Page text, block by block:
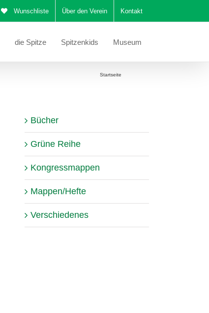
Wunschliste Über den Verein Kontakt
die Spitze Spitzenkids Museum
Startseite
Bücher
Grüne Reihe
Kongressmappen
Mappen/Hefte
Verschiedenes